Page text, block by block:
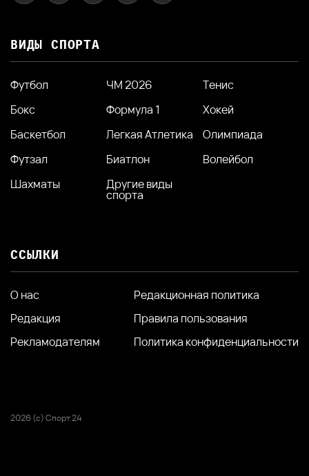
ВИДЫ СПОРТА
Футбол ЧМ 2026
Тенис
Бокс
Формула 1
Хокей
Баскетбол
Легкая Атлетика
Олимпиада
Футзал
Биатлон
Волейбол
Шахматы
Другие виды
спорта
ССЫЛКИ
О нас
Редакция
Рекламодателям
Редакционная политика
Правила пользования
Политика конфиденциальности
2026 (с) Спорт 24